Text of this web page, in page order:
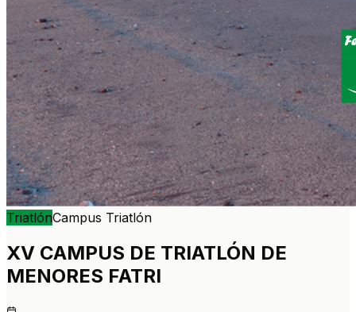
TriatlónCampus Triatlón
XV CAMPUS DE TRIATLÓN DE
MENORES FATRI